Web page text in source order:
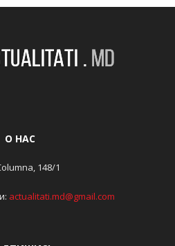
О НАС
148/1
actualitati.md@gmail.com